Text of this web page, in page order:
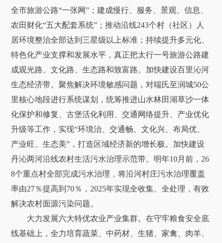
全市旅游公路“一张网”；建成慢行、服务、景观、信息、
农田财化“五大配套系统”；推动沿线243个村（社区）人
居环境整治全部达到三星级以上标准；持续提升多元化、
特色化产业支撑和发展水平，真正把太行一号旅游公路建
成观光路、文化路、生态路和致富路。加快建设百里沁河
生态经济带。聚焦解决环境敏感问题，对端氏至润城50公
里核心地段进行系统谋划，统筹推进山水林田湖草沙一体
化保护和修复、古堡活化利用、交通网络提升、产业优化
升级等工作，实现“环境治、交通畅、文化兴、布局优、
产业旺、生态美”，打造区域经济新的增长极。加快建设
丹沁两河沿线农村生活污水治理示范带。明年10月前，26
8个重点村全部完成污水治理，将沿河村庄污水治理覆盖
率由27％提高到70％，2025年实现全收集、全处理，有效
解决农村面源污染问题。
大力发展六大特优农业产业集群。在守牢粮食安全底
线基础上，全力培育蔬菜、中药材、生猪、家禽、肉羊、